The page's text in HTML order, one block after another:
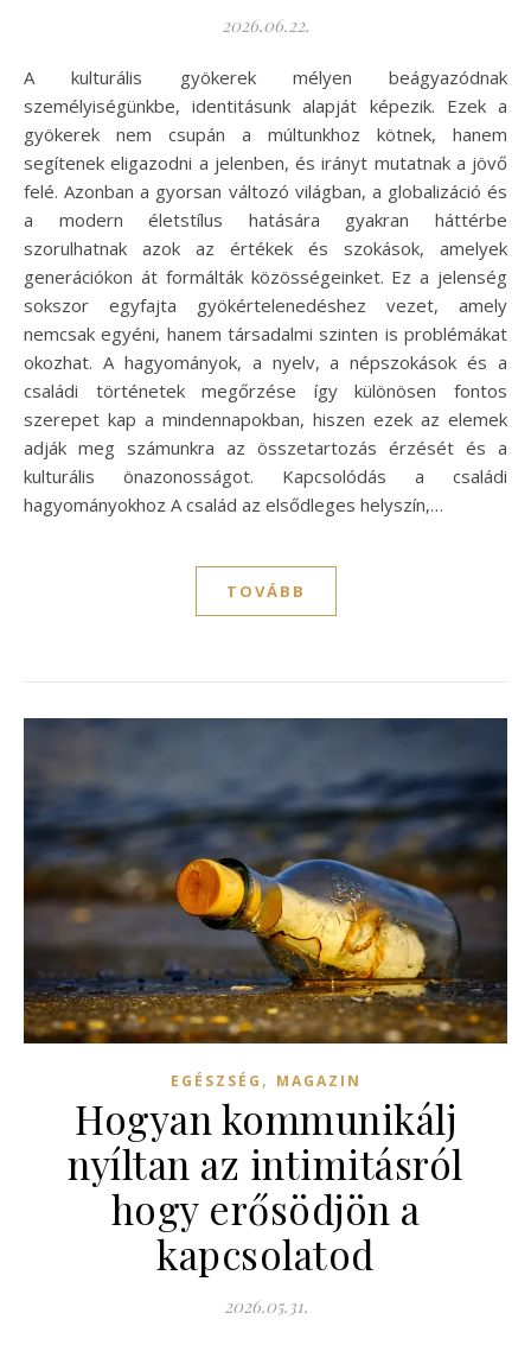
2026.06.22.
A kulturális gyökerek mélyen beágyazódnak
személyiségünkbe, identitásunk alapját képezik. Ezek a
gyökerek nem csupán a múltunkhoz kötnek, hanem
segítenek eligazodni a jelenben, és irányt mutatnak a jövő
felé. Azonban a gyorsan változó világban, a globalizáció és
a modern életstílus hatására gyakran háttérbe
szorulhatnak azok az értékek és szokások, amelyek
generációkon át formálták közösségeinket. Ez a jelenség
sokszor egyfajta gyökértelenedéshez vezet, amely
nemcsak egyéni, hanem társadalmi szinten is problémákat
okozhat. A hagyományok, a nyelv, a népszokások és a
családi történetek megőrzése így különösen fontos
szerepet kap a mindennapokban, hiszen ezek az elemek
adják meg számunkra az összetartozás érzését és a
kulturális önazonosságot. Kapcsolódás a családi
hagyományokhoz A család az elsődleges helyszín,…
TOVÁBB
EGÉSZSÉG , MAGAZIN
Hogyan kommunikálj
nyíltan az intimitásról
hogy erősödjön a
kapcsolatod
2026.05.31.